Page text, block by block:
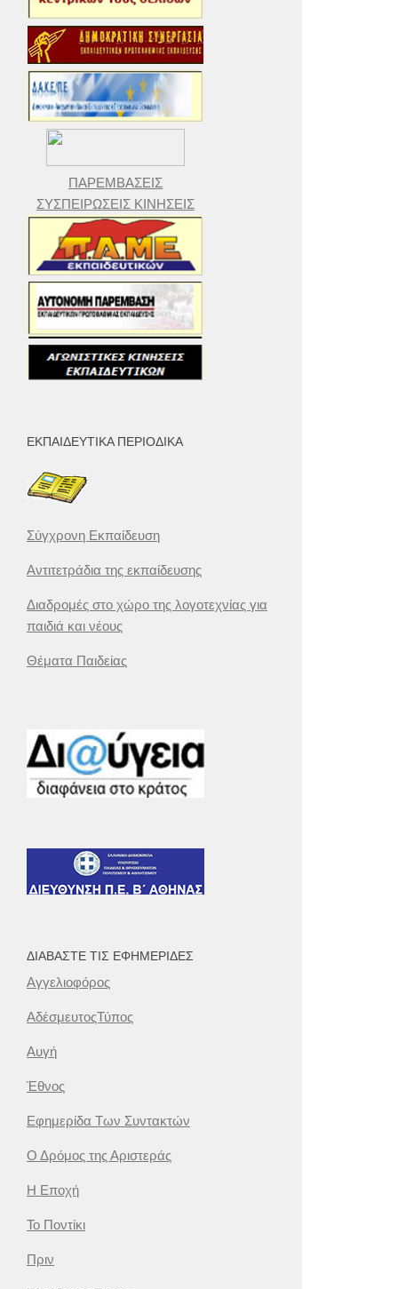
ΠΑΡΕΜΒΑΣΕΙΣ
ΣΥΣΠΕΙΡΩΣΕΙΣ ΚΙΝΗΣΕΙΣ
ΕΚΠΑΙΔΕΥΤΙΚΆ ΠΕΡΙΟΔΙΚΆ
Σύγχρονη Εκπαίδευση
Αντιτετράδια της εκπαίδευσης
Διαδρομές στο χώρο της λογοτεχνίας για
παιδιά και νέους
Θέματα Παιδείας
ΔΙΑΒΆΣΤΕ ΤΙΣ ΕΦΗΜΕΡΊΔΕΣ
Αγγελιοφόρος
ΑδέσμευτοςΤύπος
Αυγή
Έθνος
Εφημερίδα Των Συντακτών
Ο Δρόμος της Αριστεράς
Η Εποχή
Το Ποντίκι
Πριν